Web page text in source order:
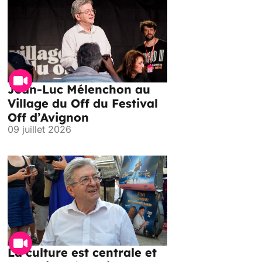
Jean-Luc Mélenchon au
Village du Off du Festival
Off d’Avignon
09 juillet 2026
La culture est centrale et